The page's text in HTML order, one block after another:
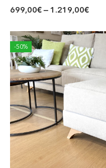
699,00€– 1.219,00€
-50%